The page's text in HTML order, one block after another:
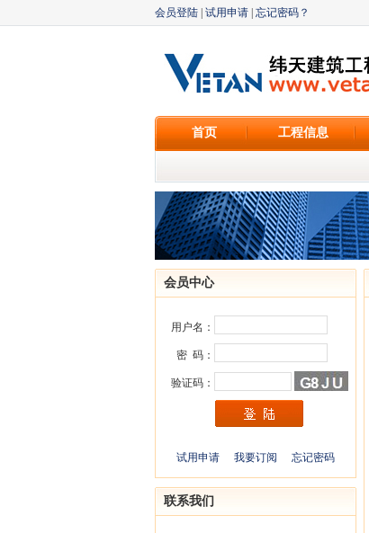
会员登陆 试用申请 忘记密码？
首页 工程信息
会员中心
用户名：
密 码：
验证码：
试用申请 我要订阅 忘记密码
联系我们